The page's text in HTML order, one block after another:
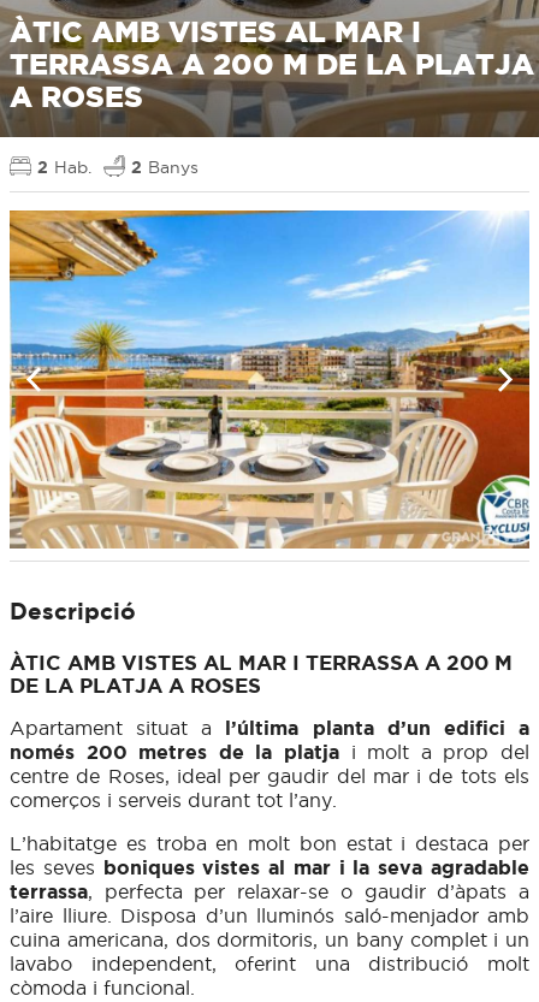
ÀTIC AMB VISTES AL MAR I
TERRASSA A 200 M DE LA PLATJA
A ROSES
2 Hab. 2 Banys
Descripció
ÀTIC AMB VISTES AL MAR I TERRASSA A 200 M
DE LA PLATJA A ROSES
Apartament situat a l’última planta d’un edifici a
només 200 metres de la platja i molt a prop del
centre de Roses, ideal per gaudir del mar i de tots els
comerços i serveis durant tot l’any.
L’habitatge es troba en molt bon estat i destaca per
les seves boniques vistes al mar i la seva agradable
terrassa, perfecta per relaxar-se o gaudir d’àpats a
l’aire lliure. Disposa d’un lluminós saló-menjador amb
cuina americana, dos dormitoris, un bany complet i un
lavabo independent, oferint una distribució molt
còmoda i funcional.